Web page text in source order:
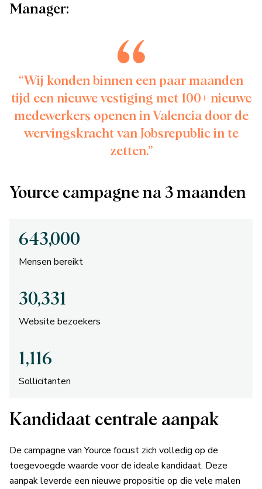
Manager:
“Wij konden binnen een paar maanden
tijd een nieuwe vestiging met 100+ nieuwe
medewerkers openen in Valencia door de
wervingskracht van Jobsrepublic in te
zetten.”
Yource campagne na 3 maanden
643,000
Mensen bereikt
30,331
Website bezoekers
1,116
Sollicitanten
Kandidaat centrale aanpak
De campagne van Yource focust zich volledig op de
toegevoegde waarde voor de ideale kandidaat. Deze
aanpak leverde een nieuwe propositie op die vele malen